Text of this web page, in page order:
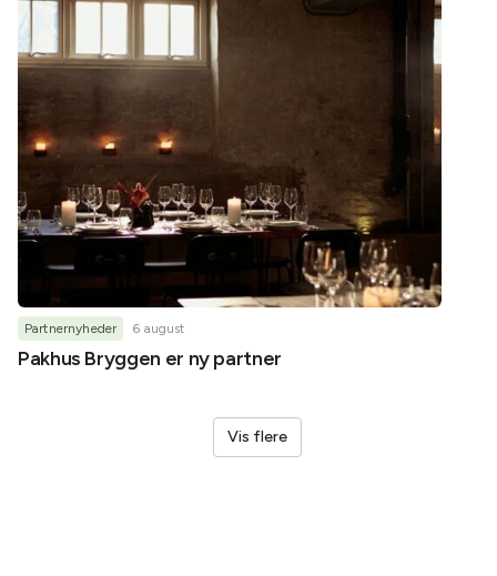
Partnernyheder 6 august
Pakhus Bryggen er ny partner
Vis flere